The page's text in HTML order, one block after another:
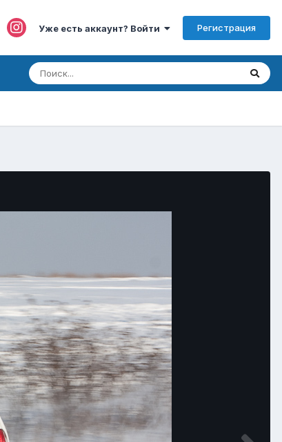
Уже есть аккаунт? Войти Регистрация